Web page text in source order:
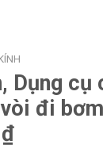
Dụng cụ
đi